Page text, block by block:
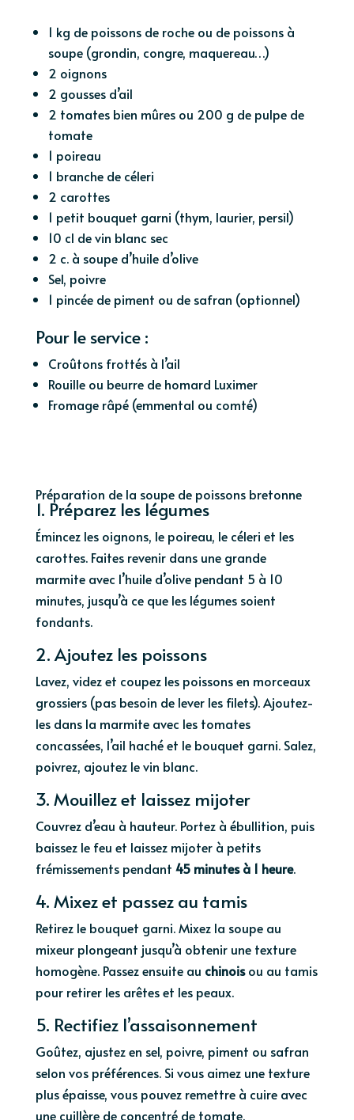
1 kg de poissons de roche ou de poissons à
soupe (grondin, congre, maquereau…)
2 oignons
2 gousses d’ail
2 tomates bien mûres ou 200 g de pulpe de
tomate
1 poireau
1 branche de céleri
2 carottes
1 petit bouquet garni (thym, laurier, persil)
10 cl de vin blanc sec
2 c. à soupe d’huile d’olive
Sel, poivre
1 pincée de piment ou de safran (optionnel)
Pour le service :
Croûtons frottés à l’ail
Rouille ou beurre de homard Luximer
Fromage râpé (emmental ou comté)
Préparation de la soupe de poissons bretonne
1. Préparez les légumes
Émincez les oignons, le poireau, le céleri et les
carottes. Faites revenir dans une grande
marmite avec l’huile d’olive pendant 5 à 10
minutes, jusqu’à ce que les légumes soient
fondants.
2. Ajoutez les poissons
Lavez, videz et coupez les poissons en morceaux
grossiers (pas besoin de lever les filets). Ajoutez-
les dans la marmite avec les tomates
concassées, l’ail haché et le bouquet garni. Salez,
poivrez, ajoutez le vin blanc.
3. Mouillez et laissez mijoter
Couvrez d’eau à hauteur. Portez à ébullition, puis
baissez le feu et laissez mijoter à petits
frémissements pendant 45 minutes à 1 heure.
4. Mixez et passez au tamis
Retirez le bouquet garni. Mixez la soupe au
mixeur plongeant jusqu’à obtenir une texture
homogène. Passez ensuite au chinoisou au tamis
pour retirer les arêtes et les peaux.
5. Rectifiez l’assaisonnement
Goûtez, ajustez en sel, poivre, piment ou safran
selon vos préférences. Si vous aimez une texture
plus épaisse, vous pouvez remettre à cuire avec
une cuillère de concentré de tomate.